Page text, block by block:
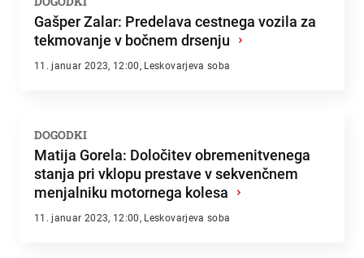
Gašper Zalar: Predelava cestnega vozila za
tekmovanje v bočnem drsenju ›
11. januar 2023, 12:00, Leskovarjeva soba
DOGODKI
Matija Gorela: Določitev obremenitvenega
stanja pri vklopu prestave v sekvenčnem
menjalniku motornega kolesa ›
11. januar 2023, 12:00, Leskovarjeva soba